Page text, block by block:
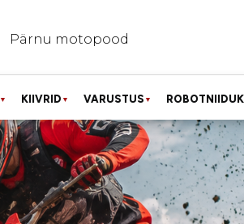
Pärnu motopood
▼ KIIVRID ▼ VARUSTUS ▼